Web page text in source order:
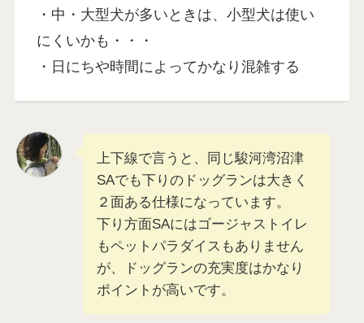
また、ドッグラン以外で犬連れで楽しめるお散歩
コースや緑地スペースは少なめです。
・ドッグランはメインフィールド１面とイ
メージしておくほうが間違いない
・小型犬が多いときは中型、大型犬の子は
使いにくいかも・・・
・中・大型犬が多いときは、小型犬は使い
にくいかも・・・
・日にちや時間によってかなり混雑する